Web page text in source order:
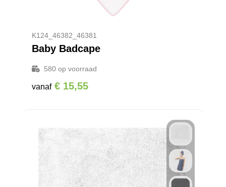
K124_46382_46381
Baby Badcape
580op voorraad
vanaf € 15,55